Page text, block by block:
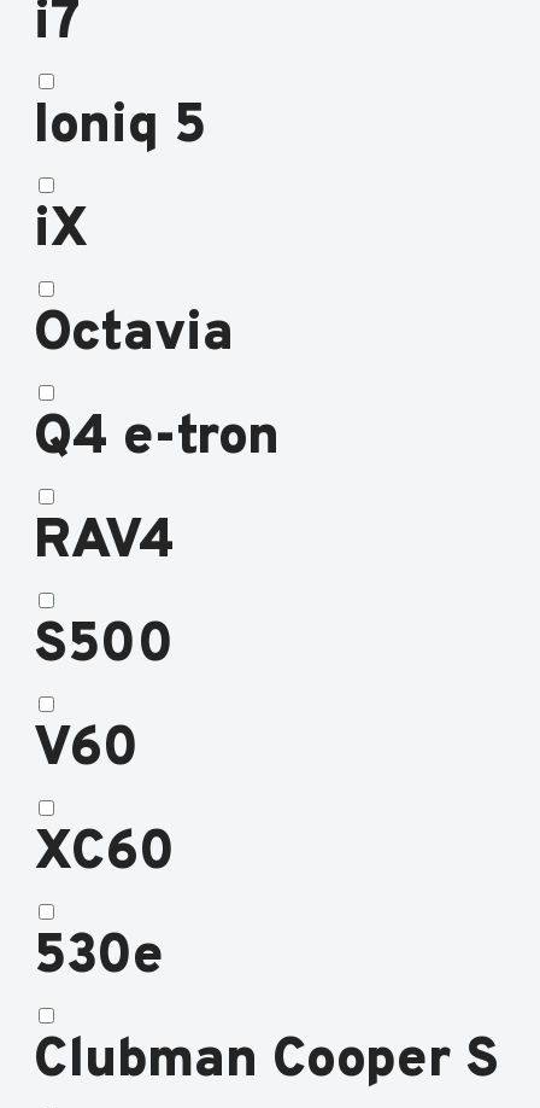
i7
Ioniq 5
iX
Octavia
Q4 e-tron
RAV4
S500
V60
XC60
530e
Clubman Cooper S